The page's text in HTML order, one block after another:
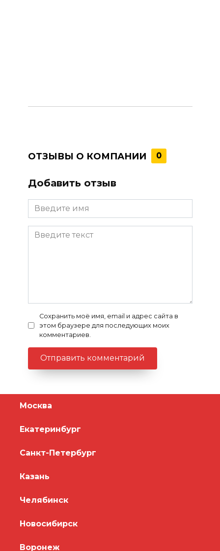
ОТЗЫВЫ О КОМПАНИИ 0
Добавить отзыв
Сохранить моё имя, email и адрес сайта в
этом браузере для последующих моих
комментариев.
Москва
Екатеринбург
Санкт-Петербург
Казань
Челябинск
Новосибирск
Воронеж